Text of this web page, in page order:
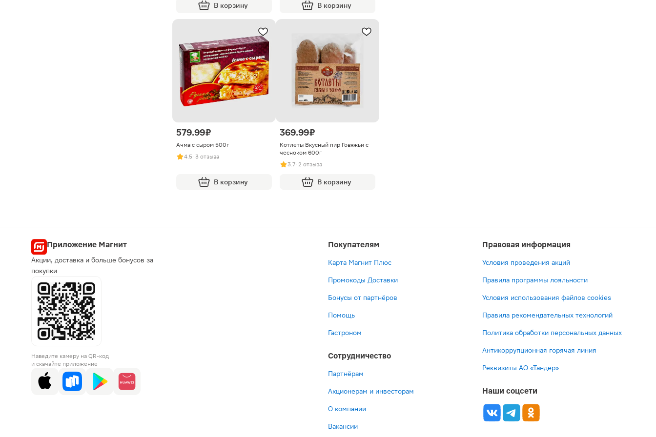
В корзину В корзину
579.99 ₽
Ачма с сыром 500г
4.5· 3 отзыва
В корзину
369.99 ₽
Котлеты Вкусный пир Говяжьи с
чесноком 600г
3.7· 2 отзыва
В корзину
Приложение Магнит
Акции, доставка и больше бонусов за
покупки
Наведите камеру на QR-код
и скачайте приложение
Покупателям
Карта Магнит Плюс
Промокоды Доставки
Бонусы от партнёров
Помощь
Гастроном
Сотрудничество
Партнёрам
Акционерам и инвесторам
О компании
Вакансии
Правовая информация
Условия проведения акций
Правила программы лояльности
Условия использования файлов cookies
Правила рекомендательных технологий
Политика обработки персональных данных
Антикоррупционная горячая линия
Реквизиты АО «Тандер»
Наши соцсети